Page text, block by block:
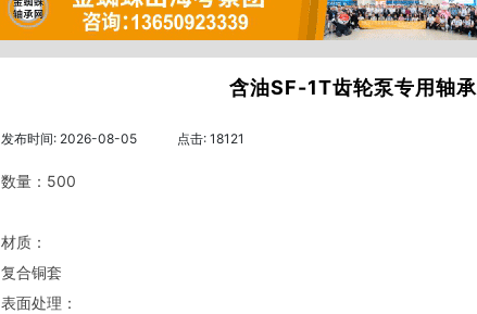
含油SF-1T齿轮泵专用轴承
发布时间: 2026-08-05 点击: 18121
数量：500
材质：
复合铜套
表面处理：